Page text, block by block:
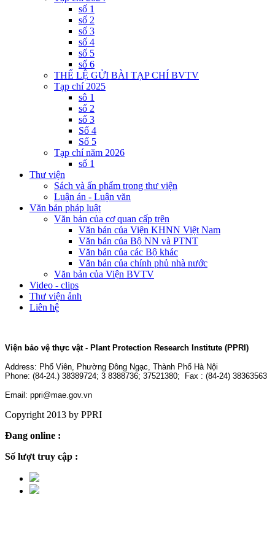
số 1
số 2
số 3
số 4
số 5
số 6
THỂ LỆ GỬI BÀI TẠP CHÍ BVTV
Tạp chí 2025
sô 1
số 2
số 3
Số 4
Số 5
Tạp chí năm 2026
số 1
Thư viện
Sách và ấn phẩm trong thư viện
Luận án - Luận văn
Văn bản pháp luật
Văn bản của cơ quan cấp trên
Văn bản của Viện KHNN Việt Nam
Văn bản của Bộ NN và PTNT
Văn bản của các Bộ khác
Văn bản của chính phủ nhà nước
Văn bản của Viện BVTV
Video - clips
Thư viện ảnh
Liên hệ
Viện bảo vệ thực vật - Plant Protection Research Institute (PPRI)
Address: Phố Viên, Phường Đông Ngạc, Thành Phố Hà Nội
Phone: (84-24.) 38389724; 3 8388736; 37521380; Fax : (84-24) 38363563
Email: ppri@mae.gov.vn
Copyright 2013 by PPRI
Đang online :
Số lượt truy cập :